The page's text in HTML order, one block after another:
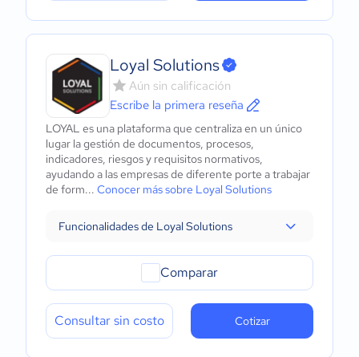
Loyal Solutions
Aún sin calificación
Escribe la primera reseña
LOYAL es una plataforma que centraliza en un único
lugar la gestión de documentos, procesos,
indicadores, riesgos y requisitos normativos,
ayudando a las empresas de diferente porte a trabajar
de form... Conocer más sobre Loyal Solutions
Funcionalidades de Loyal Solutions
Comparar
Consultar sin costo Cotizar